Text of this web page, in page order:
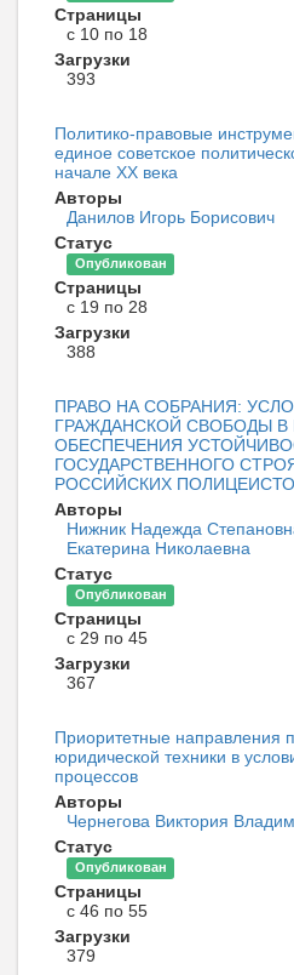
Страницы
с 10 по 18
Загрузки
393
Политико-правовые
единое советское
начале XX века
Авторы
Данилов Игорь Борисович
Статус
Опубликован
Страницы
с 19 по 28
Загрузки
388
ПРАВО НА СОБРАНИЯ:
ГРАЖДАНСКОЙ СВОБОДЫ В
ОБЕСПЕЧЕНИЯ
ГОСУДАРСТВЕННОГО
РОССИЙСКИХ
Авторы
Нижник Надежда
Екатерина Николаевна
Статус
Опубликован
Страницы
с 29 по 45
Загрузки
367
Приоритетные направления
юридической техники в
процессов
Авторы
Чернегова Виктория
Статус
Опубликован
Страницы
с 46 по 55
Загрузки
379